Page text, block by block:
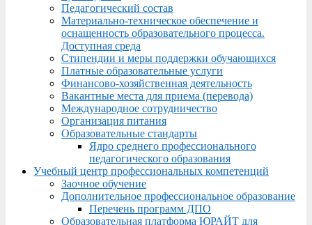
Педагогический состав
Материально-техническое обеспечение и
оснащенность образовательного процесса.
Доступная среда
Стипендии и меры поддержки обучающихся
Платные образовательные услуги
Финансово-хозяйственная деятельность
Вакантные места для приема (перевода)
Международное сотрудничество
Организация питания
Образовательные стандарты
Ядро среднего профессионального
педагогического образования
Учебный центр профессиональных компетенций
Заочное обучение
Дополнительное профессиональное образование
Перечень программ ДПО
Образовательная платформа ЮРАЙТ для